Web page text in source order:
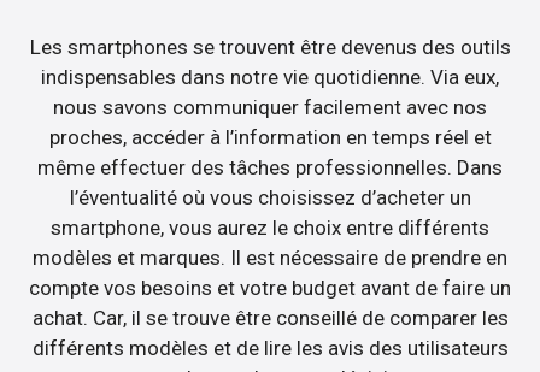
Les smartphones se trouvent être devenus des outils
indispensables dans notre vie quotidienne. Via eux,
nous savons communiquer facilement avec nos
proches, accéder à l’information en temps réel et
même effectuer des tâches professionnelles. Dans
l’éventualité où vous choisissez d’acheter un
smartphone, vous aurez le choix entre différents
modèles et marques. Il est nécessaire de prendre en
compte vos besoins et votre budget avant de faire un
achat. Car, il se trouve être conseillé de comparer les
différents modèles et de lire les avis des utilisateurs